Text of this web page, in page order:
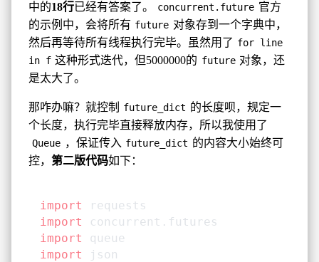
中的18行已经有答案了。 concurrent.future 官方
的示例中，会将所有 future 对象存到一个字典中，
然后再等待所有线程执行完毕。虽然用了 for line
in f 这种形式迭代，但5000000的 future 对象，还
是太大了。
那咋办嘛？就控制 future_dict 的长度呗，规定一
个长度，执行完毕直接释放内存，所以我使用了
Queue ，保证传入 future_dict 的内容大小始终可
控， 第二版代码如下：
import
requests
import
concurrent.futures
import
queue
import
json